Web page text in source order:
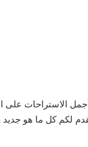
على الرقم :
لكم كل ما هو جديد